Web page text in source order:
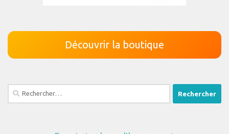
Découvrir la boutique
Rechercher :